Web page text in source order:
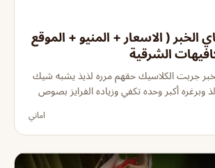
الخبر ( الاسعار + المنيو + الموقع
الشرقية
جربت الكلاسيك حقهم مرره لذيذ يشبه شيك
أكبر وحده تكفي وزياده الفرايز بصوص
اماني